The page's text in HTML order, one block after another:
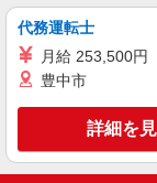
代務運転士
月給 253,500円
豊中市
詳細を